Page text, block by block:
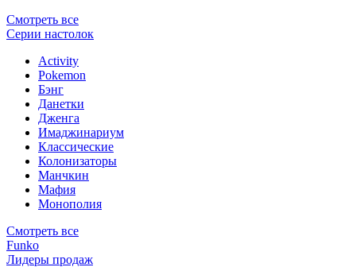
Смотреть все
Серии настолок
Activity
Pokemon
Бэнг
Данетки
Дженга
Имаджинариум
Классические
Колонизаторы
Манчкин
Мафия
Монополия
Смотреть все
Funko
Лидеры продаж